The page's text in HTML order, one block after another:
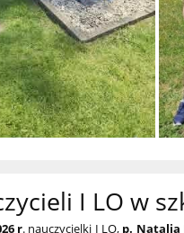
I LO w
r. nauczycielki I LO, p. Natalia